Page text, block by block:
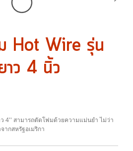
Hot Wire รุ่น
ว 4 นิ้ว
4'' สามารถตัดโฟมด้วยความแม่นยำ ไม่ว่า
ากสหรัฐอเมริกา